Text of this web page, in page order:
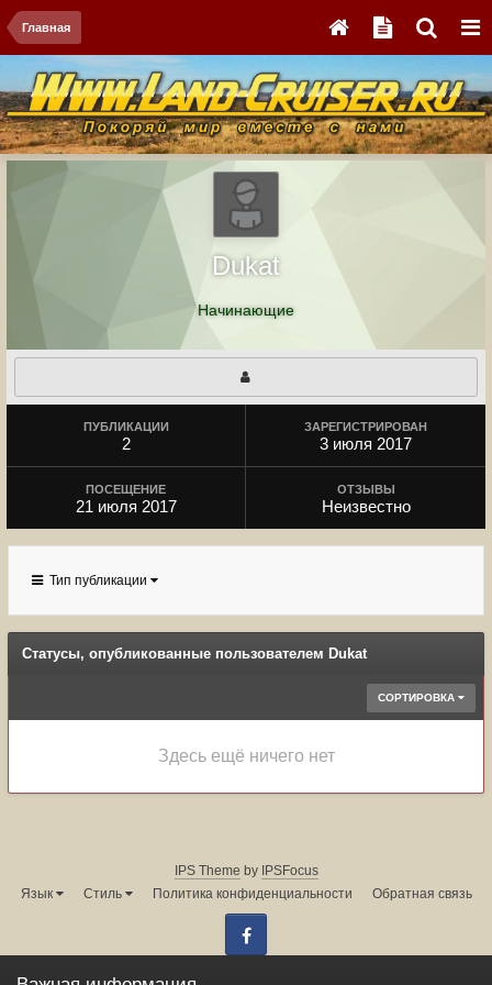
Главная
Dukat
Начинающие
ПУБЛИКАЦИИ
2
ЗАРЕГИСТРИРОВАН
3 июля 2017
ПОСЕЩЕНИЕ
21 июля 2017
ОТЗЫВЫ
Неизвестно
Тип публикации
Статусы, опубликованные пользователем Dukat
СОРТИРОВКА
Здесь ещё ничего нет
IPS Theme by IPSFocus
Язык
Стиль Политика конфиденциальности Обратная связь
Администрация форума: